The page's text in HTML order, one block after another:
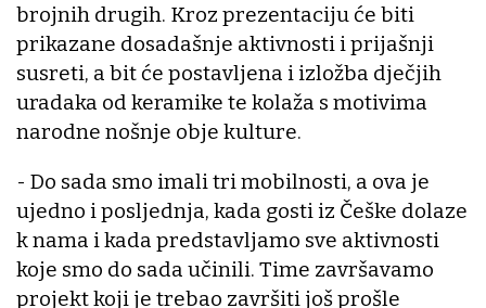
brojnih drugih. Kroz prezentaciju će biti
prikazane dosadašnje aktivnosti i prijašnji
susreti, a bit će postavljena i izložba dječjih
uradaka od keramike te kolaža s motivima
narodne nošnje obje kulture.
- Do sada smo imali tri mobilnosti, a ova je
ujedno i posljednja, kada gosti iz Češke dolaze
k nama i kada predstavljamo sve aktivnosti
koje smo do sada učinili. Time završavamo
projekt koji je trebao završiti još prošle